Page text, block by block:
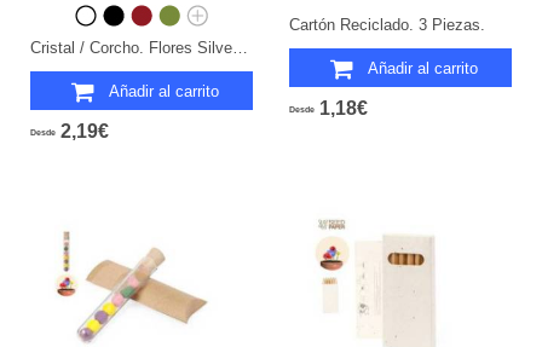
Cristal / Corcho. Flores Silvestres.
Añadir al carrito
Desde 2,19€
Cartón Reciclado. 3 Piezas.
Añadir al carrito
Desde 1,18€